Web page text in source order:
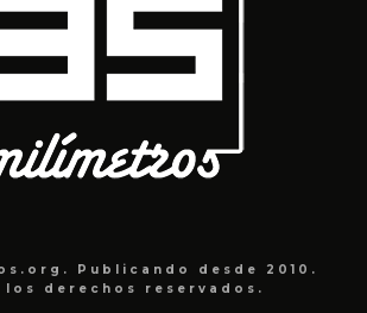
Publicando desde 2010.
los derechos reservados.